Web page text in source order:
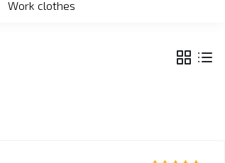
Work clothes